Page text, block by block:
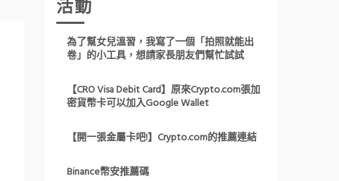
為了幫女兒溫習，我寫了一個「拍照就能出
卷」的小工具，想請家長朋友們幫忙試試
【CRO Visa Debit Card】原來Crypto.com張加
密貨幣卡可以加入Google Wallet
【開一張金屬卡吧!】Crypto.com的推薦連結
Binance幣安推薦碼